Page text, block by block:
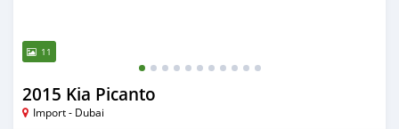
11
2015 Kia Picanto
Import - Dubai